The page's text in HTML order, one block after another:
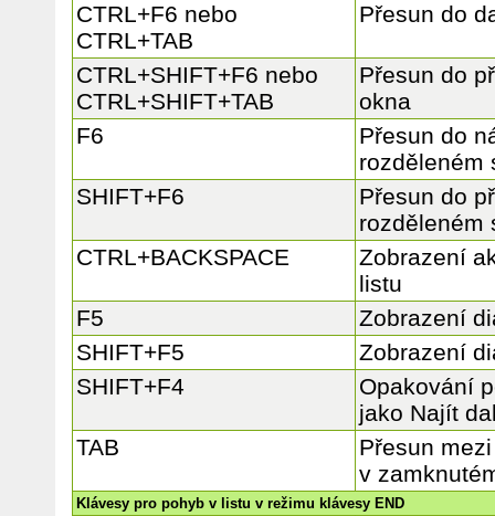
CTRL+F6 nebo
CTRL+TAB
Přesun do
CTRL+SHIFT+F6 nebo
CTRL+SHIFT+TAB
Přesun do
okna
F6
Přesun do
rozděleném
SHIFT+F6
Přesun do
rozděleném
CTRL+BACKSPACE
Zobrazení
listu
F5
Zobrazení
SHIFT+F5
Zobrazení
SHIFT+F4
Opakování
jako Najít
TAB
Přesun
v
Klávesy pro pohyb v listu v režimu klávesy END